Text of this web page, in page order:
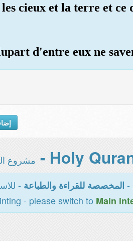
cieux et la terre et ce
d'entre eux ne
مشروع
- المخصصة للقراءة والطباعة -
- please switch to Main